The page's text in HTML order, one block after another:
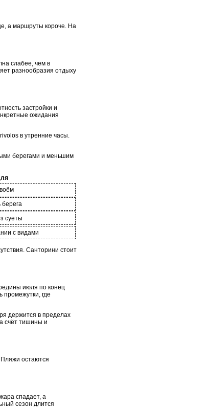
а маршруты короче. На
слабее, чем в
разнообразия отдыху
застройки и
ожидания
в утренние часы.
берегами и меньшим
берега
суеты
с видами
Санторини стоит
июля по конец
промежутки, где
держится в пределах
счёт тишины и
остаются
спадает, а
сезон длится